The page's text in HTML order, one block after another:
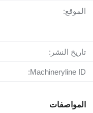
الموقع:
تاريخ النشر:
Machineryline ID:
المواصفات